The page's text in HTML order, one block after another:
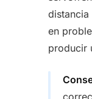
en
producir